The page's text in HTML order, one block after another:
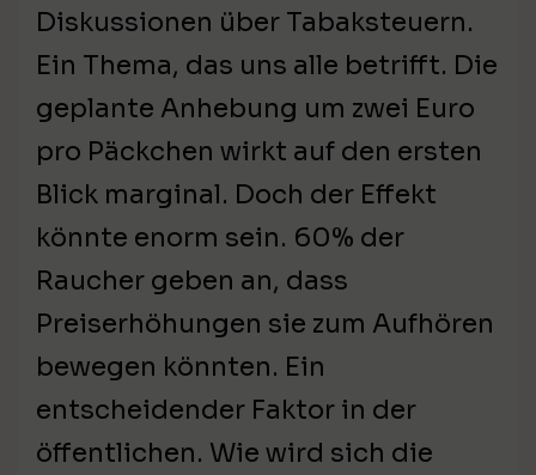
Diskussionen über Tabaksteuern.
Ein Thema, das uns alle betrifft. Die
geplante Anhebung um zwei Euro
pro Päckchen wirkt auf den ersten
Blick marginal. Doch der Effekt
könnte enorm sein. 60% der
Raucher geben an, dass
Preiserhöhungen sie zum Aufhören
bewegen könnten. Ein
entscheidender Faktor in der
öffentlichen. Wie wird sich die